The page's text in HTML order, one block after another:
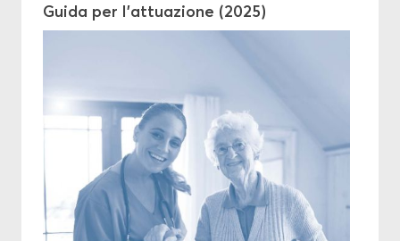
Guida per l’at­tua­zione (2025)